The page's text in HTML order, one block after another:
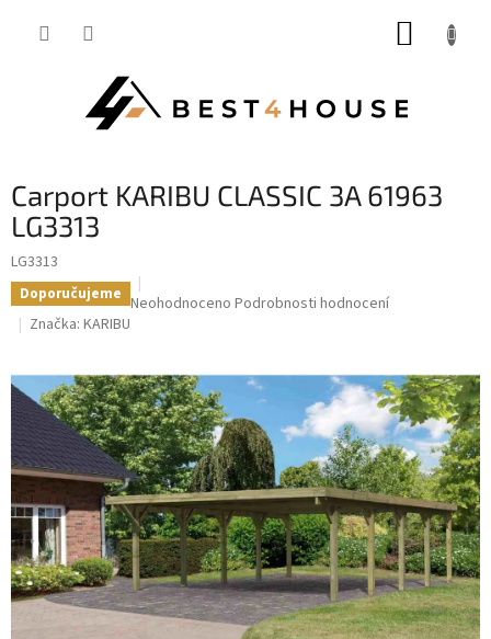
carport KARIBU CLASSIC 3A 61963
LG3313
LG3313
Doporučujeme Průměrné
0,0
z
5
hvězdiček.
Neohodnoceno Podrobnosti hodnocení
Značka: KARIBU